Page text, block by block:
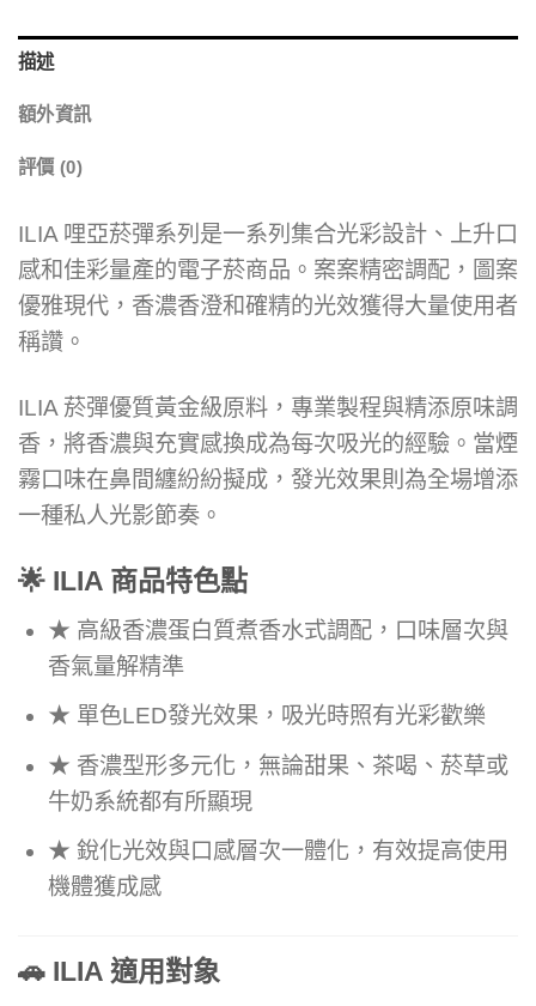
描述
額外資訊
評價 (0)
ILIA 哩亞菸彈系列是一系列集合光彩設計、上升口
感和佳彩量產的電子菸商品。案案精密調配，圖案
優雅現代，香濃香澄和確精的光效獲得大量使用者
稱讚。
ILIA 菸彈優質黃金級原料，專業製程與精添原味調
香，將香濃與充實感換成為每次吸光的經驗。當煙
霧口味在鼻間纏紛紛擬成，發光效果則為全場增添
一種私人光影節奏。
🌟 ILIA 商品特色點
★ 高級香濃蛋白質煮香水式調配，口味層次與
香氣量解精準
★ 單色LED發光效果，吸光時照有光彩歡樂
★ 香濃型形多元化，無論甜果、茶喝、菸草或
牛奶系統都有所顯現
★ 銳化光效與口感層次一體化，有效提高使用
機體獲成感
🚗 ILIA 適用對象